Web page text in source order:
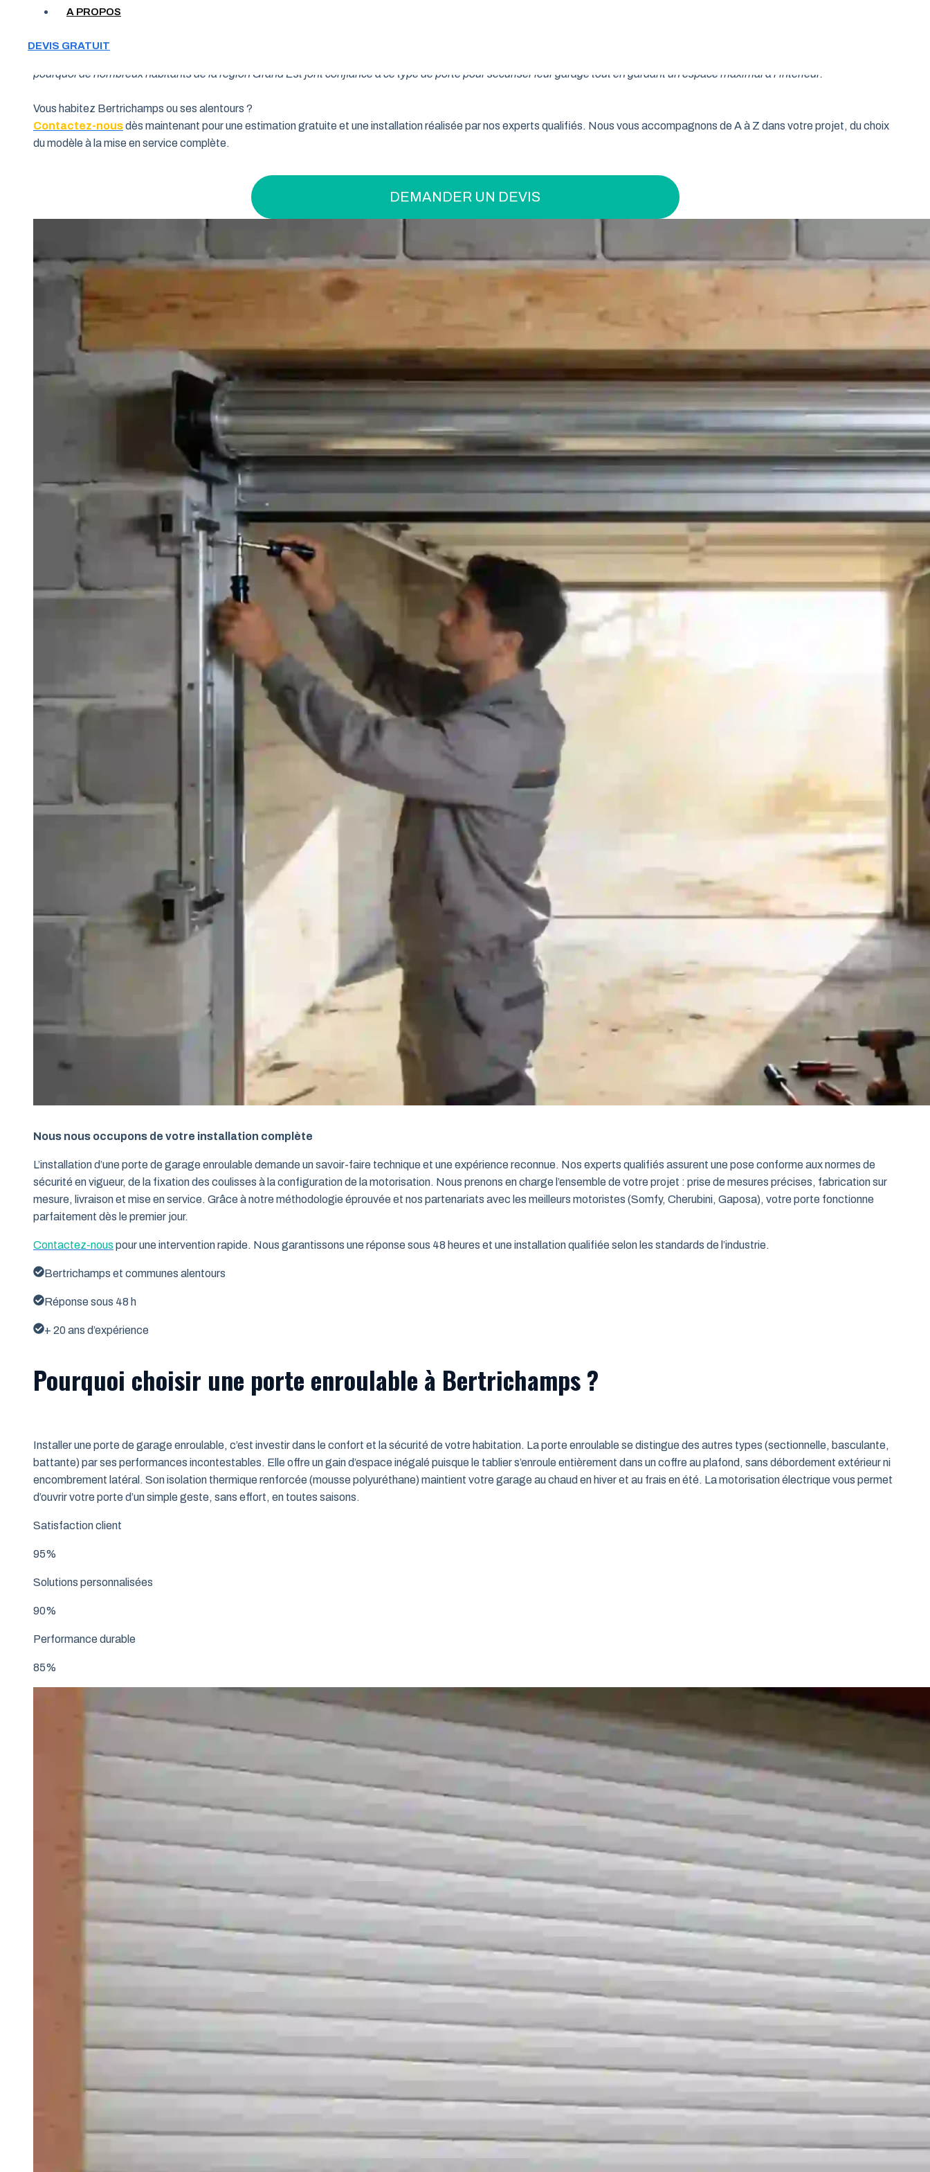
A PROPOS
DEVIS GRATUIT
pourquoi de nombreux habitants de la région Grand Est font confiance à ce type de porte pour sécuriser leur garage tout en gardant un espace maximal à l’intérieur.
Vous habitez Bertrichamps ou ses alentours ?
Contactez-nousdès maintenant pour une estimation gratuite et une installation réalisée par nos experts qualifiés. Nous vous accompagnons de A à Z dans votre projet, du choix
du modèle à la mise en service complète.
DEMANDER UN DEVIS
Nous nous occupons de votre installation complète
L’installation d’une porte de garage enroulable demande un savoir-faire technique et une expérience reconnue. Nos experts qualifiés assurent une pose conforme aux normes de
sécurité en vigueur, de la fixation des coulisses à la configuration de la motorisation. Nous prenons en charge l’ensemble de votre projet : prise de mesures précises, fabrication sur
mesure, livraison et mise en service. Grâce à notre méthodologie éprouvée et nos partenariats avec les meilleurs motoristes (Somfy, Cherubini, Gaposa), votre porte fonctionne
parfaitement dès le premier jour.
Contactez-nous pour une intervention rapide. Nous garantissons une réponse sous 48 heures et une installation qualifiée selon les standards de l’industrie.
Bertrichamps et communes alentours
Réponse sous 48 h
+ 20 ans d’expérience
Pourquoi choisir une porte enroulable à Bertrichamps ?
Installer une porte de garage enroulable, c’est investir dans le confort et la sécurité de votre habitation. La porte enroulable se distingue des autres types (sectionnelle, basculante,
battante) par ses performances incontestables. Elle offre un gain d’espace inégalé puisque le tablier s’enroule entièrement dans un coffre au plafond, sans débordement extérieur ni
encombrement latéral. Son isolation thermique renforcée (mousse polyuréthane) maintient votre garage au chaud en hiver et au frais en été. La motorisation électrique vous permet
d’ouvrir votre porte d’un simple geste, sans effort, en toutes saisons.
Satisfaction client
95%
Solutions personnalisées
90%
Performance durable
85%